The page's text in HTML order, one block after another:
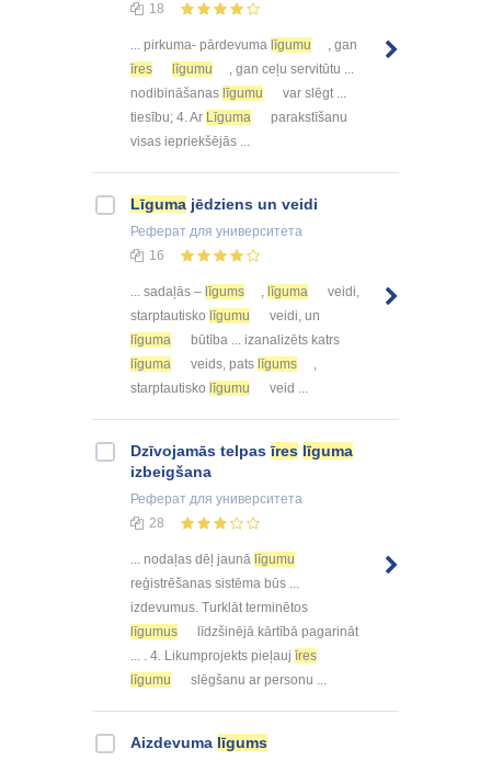
18
... pirkuma- pārdevuma līgumu
, gan
īres
līgumu
, gan ceļu servitūtu ...
nodibināšanas līgumu
var slēgt ...
tiesību; 4. Ar Līguma
parakstīšanu
visas iepriekšējās ...
Līguma jēdziens un veidi
Реферат для университета
16
... sadaļās – līgums , līguma
veidi,
starptautisko līgumu
veidi, un
līguma
būtība ... izanalizēts katrs
līguma
veids, pats līgums
,
starptautisko līgumu veid ...
Dzīvojamās telpasīres līguma
izbeigšana
Реферат для университета
28
... nodaļas dēļ jaunā līgumu
reģistrēšanas sistēma būs ...
izdevumus. Turklāt terminētos
līgumus
līdzšinējā kārtībā pagarināt
... . 4. Likumprojekts pieļauj īres
līgumu
slēgšanu ar personu ...
Aizdevuma līgums